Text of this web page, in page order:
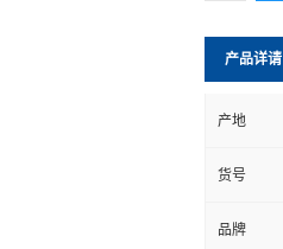
产品详请
产地
货号
品牌